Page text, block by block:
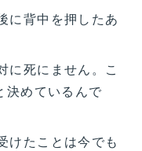
に背中を押したあ
に死にません。こ
決めているんで
けたことは今でも